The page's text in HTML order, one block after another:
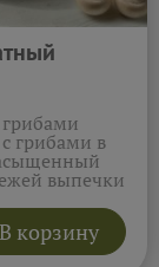
грибами в
выпечки
В корзину